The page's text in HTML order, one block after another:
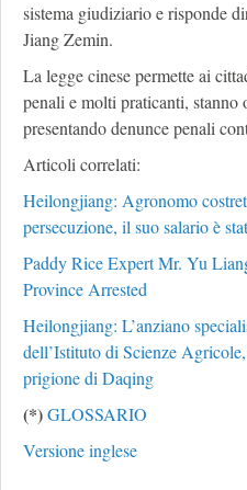
sistema giudiziario e risponde
Jiang Zemin.
La legge cinese permette ai
penali e molti praticanti, stanno
presentando denunce penali
Articoli correlati:
Heilongjiang: Agronomo
persecuzione, il suo salario è
Paddy Rice Expert Mr. Yu
Province Arrested
Heilongjiang: L’anziano
dell’Istituto di Scienze
prigione di Daqing
(*)GLOSSARIO
Versione inglese